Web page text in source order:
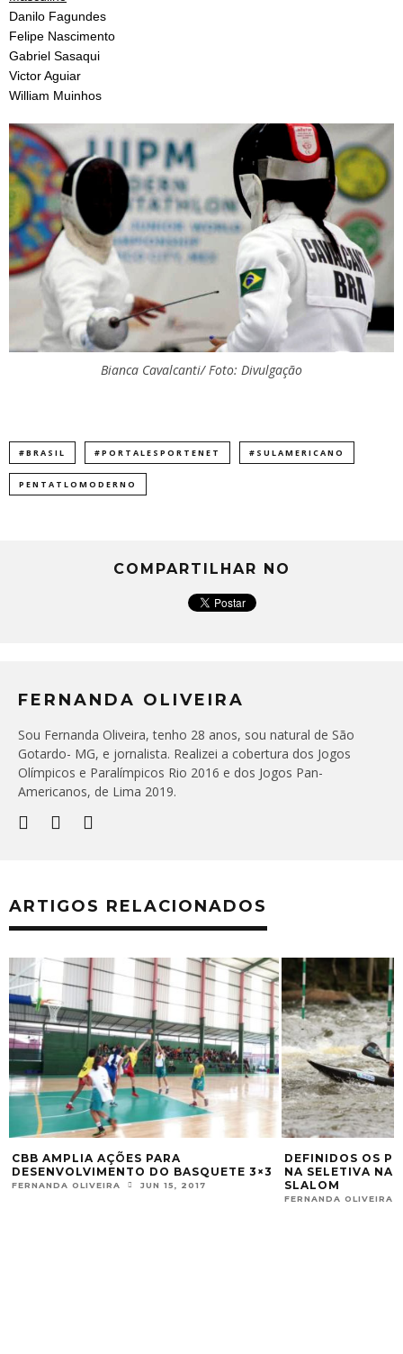
Danilo Fagundes
Felipe Nascimento
Gabriel Sasaqui
Victor Aguiar
William Muinhos
Bianca Cavalcanti/ Foto: Divulgação
#BRASIL #PORTALESPORTENET #SULAMERICANO
PENTATLOMODERNO
COMPARTILHAR NO
FERNANDA OLIVEIRA
Sou Fernanda Oliveira, tenho 28 anos, sou natural de São
Gotardo- MG, e jornalista. Realizei a cobertura dos Jogos
Olímpicos e Paralímpicos Rio 2016 e dos Jogos Pan-
Americanos, de Lima 2019.
ARTIGOS RELACIONADOS
CBB AMPLIA AÇÕES PARA
DESENVOLVIMENTO DO BASQUETE 3×3
FERNANDA OLIVEIRA JUN 15, 2017
DEFINIDOS OS
NA SELETIVA
SLALOM
FERNANDA OLIVEIRA